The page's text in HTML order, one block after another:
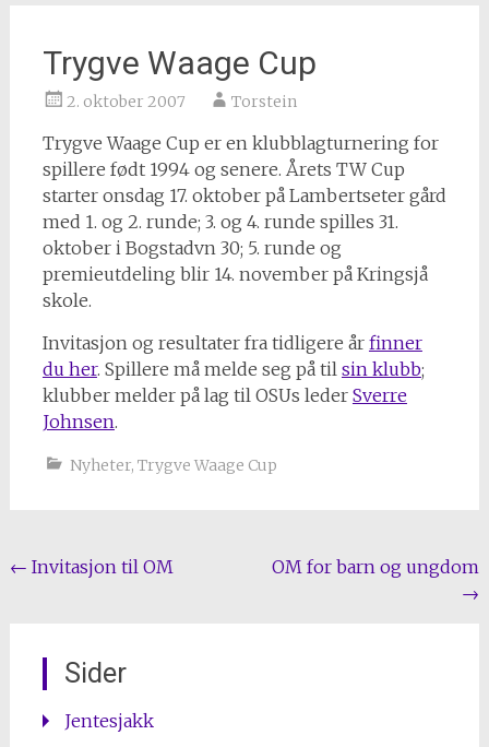
Trygve Waage Cup
2. oktober 2007 Torstein
Trygve Waage Cup er en klubblagturnering for
spillere født 1994 og senere. Årets TW Cup
starter onsdag 17. oktober på Lambertseter gård
med 1. og 2. runde; 3. og 4. runde spilles 31.
oktober i Bogstadvn 30; 5. runde og
premieutdeling blir 14. november på Kringsjå
skole.
Invitasjon og resultater fra tidligere år finner
du her. Spillere må melde seg på til sin klubb;
klubber melder på lag til OSUs leder Sverre
Johnsen.
Nyheter, Trygve Waage Cup
Post
← Invitasjon til OM
OM for barn og ungdom
→
Sider
Jentesjakk